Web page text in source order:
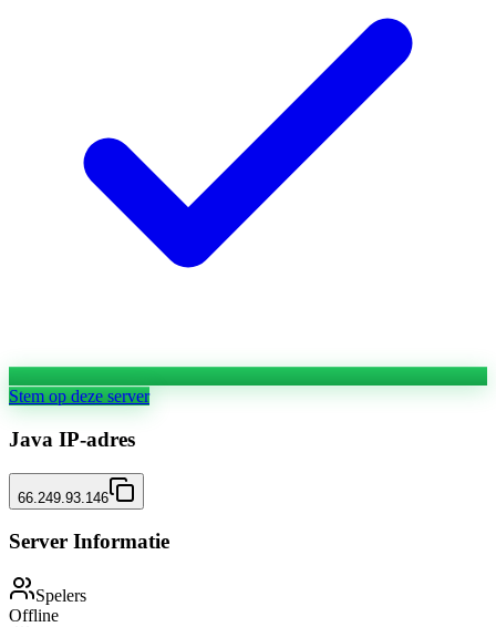
Stem op deze server
Java IP-adres
66.249.93.146
Server Informatie
Spelers
Offline